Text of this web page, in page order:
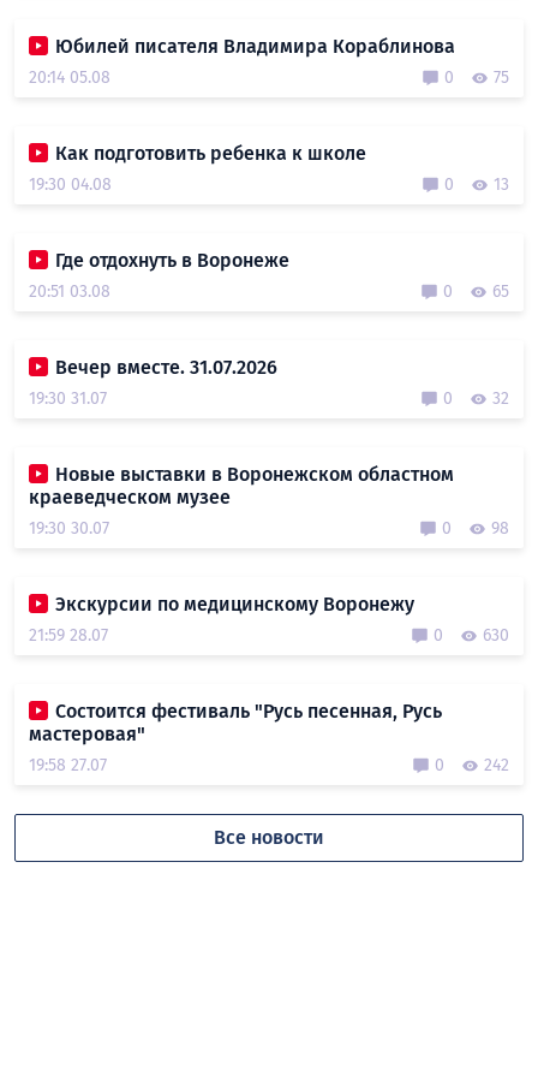
Юбилей писателя Владимира Кораблинова
20:14 05.08 0 75
Как подготовить ребенка к школе
19:30 04.08 0 13
Где отдохнуть в Воронеже
20:51 03.08 0 65
Вечер вместе. 31.07.2026
19:30 31.07 0 32
Новые выставки в Воронежском областном
краеведческом музее
19:30 30.07 0 98
Экскурсии по медицинскому Воронежу
21:59 28.07 0 630
Состоится фестиваль "Русь песенная, Русь
мастеровая"
19:58 27.07 0 242
Все новости